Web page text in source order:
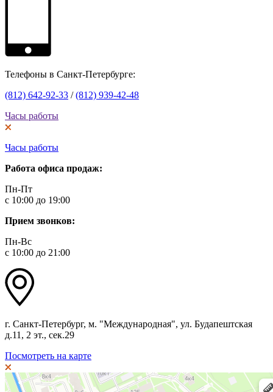
Телефоны в Санкт-Петербурге:
(812) 642-92-33 /(812) 939-42-48
Часы работы
Часы работы
Работа офиса продаж:
Пн-Пт
с 10:00 до 19:00
Прием звонков:
Пн-Вс
с 10:00 до 21:00
г. Санкт-Петербург, м. "Международная", ул. Будапештская
д.11, 2 эт., сек.29
Посмотреть на карте